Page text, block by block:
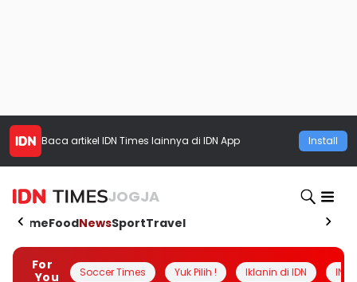
Baca artikel IDN Times lainnya di IDN App Install
JOGJA
HomeFoodNewsSportTravel
For
You
Soccer Times Yuk Pilih ! Iklanin di IDN